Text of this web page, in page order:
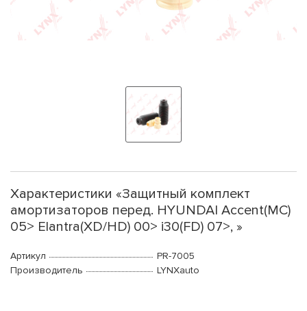
Характеристики «Защитный комплект
амортизаторов перед. HYUNDAI Accent(MC)
05> Elantra(XD/HD) 00> i30(FD) 07>, »
Артикул
PR-7005
Производитель
LYNXauto